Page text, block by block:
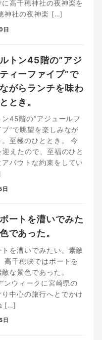
高千穂神社の夜神楽を
神社の夜神楽 […]
日
トン45階の”アジ
ィーファイブ”で
がらランチを味わ
とき。
45階の”アジュールフ
”で眺望を楽しみなが
至極のひととき。 今
えたので、至福のひと
バウトな約束をしてい
日
ートを漕いでみた
であった。
を漕いでみたい。素敵
高千穂峡ではボートを
敵な景色であった。
ンウィークに宮崎県の
中心の旅行へとでかけ
[…]
日